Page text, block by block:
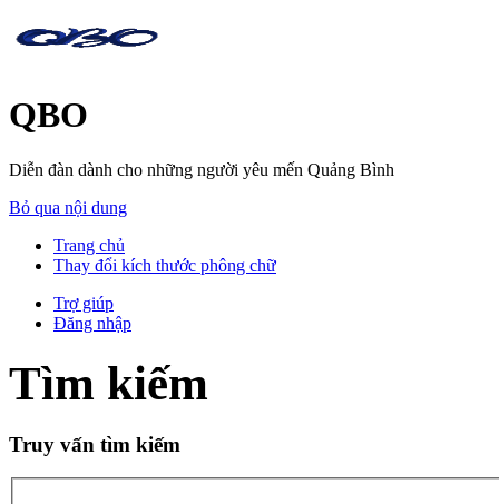
QBO
Diễn đàn dành cho những người yêu mến Quảng Bình
Bỏ qua nội dung
Trang chủ
Thay đổi kích thước phông chữ
Trợ giúp
Đăng nhập
Tìm kiếm
Truy vấn tìm kiếm